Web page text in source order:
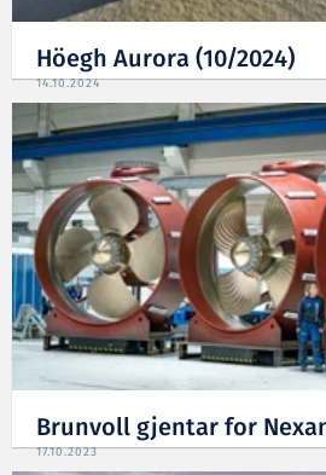
Höegh Aurora (10/2024)
14.10.2024
Brunvoll gjentar for
17.10.2023